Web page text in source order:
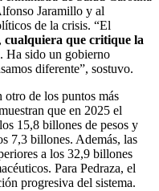
Jaramillo y al
de la crisis. “El
cualquiera que critique la
. Ha sido un gobierno
diferente”, sostuvo.
de los puntos más
que en 2025 el
15,8 billones de pesos y
7,3 billones. Además, las
a los 32,9 billones
Para Pedraza, el
progresiva del sistema.